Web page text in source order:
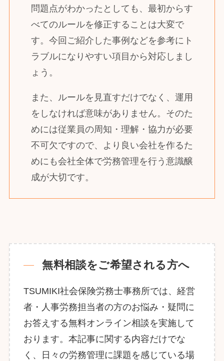
問題点がわかったとしても、最初からす
べてのルールを修正することは大変で
す。今回ご紹介した事例などを参考にト
ラブルになりやすい項目から対応しまし
ょう。
また、ルールを見直すだけでなく、運用
をしなければ意味がありません。そのた
めには従業員の周知・理解・協力が必要
不可欠ですので、より良い会社を作るた
めにも会社全体で労務管理を行う意識醸
成が大切です。
無料相談をご希望される方へ
TSUMIKI社会保険労務士事務所では、経営
者・人事労務担当者の方のお悩み・疑問に
お答えする無料オンライン相談を実施して
おります。本記事に関する内容だけでな
く、日々の労務管理に課題を感じている場